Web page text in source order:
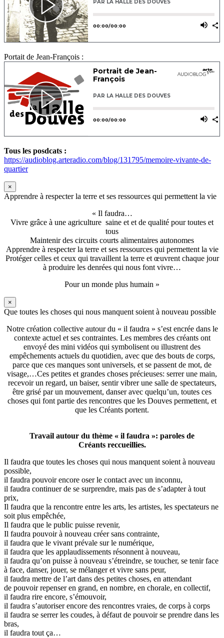
Portait de Jean-François :
Tous les posdcats :
https://audioblog.arteradio.com/blog/131795/memoire-vivante-de-
quartier
×
Apprendre à respecter la terre et ses ressources qui permettent la vie
« Il faudra…
Vivre grâce à une agriculture saine et et de qualité pour toutes et
tous
Maintenir des circuits courts alimentaires autonomes
Apprendre à respecter la terre et ses ressources qui permettent la vie
Protéger celles et ceux qui travaillent la terre et œuvrent chaque jour
à produire les denrées qui nous font vivre…
Pour un monde plus humain »
×
Que toutes les choses qui nous manquent soient à nouveau possible
Notre création collective autour du « il faudra » s’est encrée dans le
contexte actuel et ses contraintes. Les membres des créants ont
envoyé des mini vidéos qui symbolisent ou illustrent des
empêchements actuels du quotidien, avec que des bouts de corps,
parce que ces manques sont universels, et se passent de mot, de
visage,…Ces petites et grandes choses précieuses: serrer une main,
recevoir un regard, un baiser, sentir vibrer une salle de spectateurs,
être grisé par un mouvement, danser avec quelqu’un, toutes ces
choses qui font partie des rencontres que les Douves permettent, et
que les Créants portent.
Travail autour du thème « il faudra »: paroles de
Créants reccueillies.
Il faudra que toutes les choses qui nous manquent soient à nouveau
possible,
il faudra pouvoir encore oser le contact avec un inconnu,
il faudra continuer de se surprendre, mais pas de s’adapter à tout
prix,
Il faudra que la rencontre entre les arts, les artistes, les spectateurs ne
soit plus empêchée,
Il faudra que le public puisse revenir,
Il faudra pouvoir à nouveau créer sans contrainte,
il faudra que le vivant prévale sur le numérique,
il faudra que les applaudissements résonnent à nouveau,
il faudra qu’on puisse à nouveau s’étreindre, se toucher, se tenir face
à face, danser, jouer, se mélanger et vivre sans peur,
il faudra mettre de l’art dans des petites choses, en attendant
de pouvoir repenser en grand, en nombre, en chorale, en collectif,
il faudra rire encore, s’émouvoir,
il faudra s’autoriser encore des rencontres vraies, de corps à corps
il faudra se serrer les coudes, à défaut de pouvoir se prendre dans les
bras,
il faudra tout ça…